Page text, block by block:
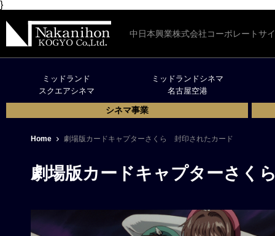
}
中日本興業株式会社コーポレートサ
ミッドランド
スクエアシネマ
ミッドランドシネマ
名古屋空港
シネマ事業
Home 劇場版カードキャプターさくら 封印されたカード
劇場版カードキャプターさ